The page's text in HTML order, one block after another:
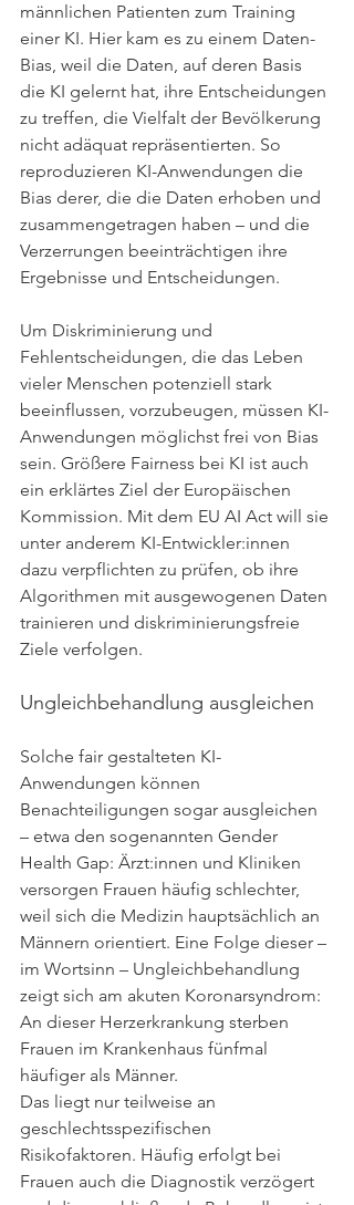
männlichen Patienten zum Training
einer KI. Hier kam es zu einem Daten-
Bias, weil die Daten, auf deren Basis
die KI gelernt hat, ihre Entscheidungen
zu treffen, die Vielfalt der Bevölkerung
nicht adäquat repräsentierten. So
reproduzieren KI-Anwendungen die
Bias derer, die die Daten erhoben und
zusammengetragen haben – und die
Verzerrungen beeinträchtigen ihre
Ergebnisse und Entscheidungen.
Um Diskriminierung und
Fehlentscheidungen, die das Leben
vieler Menschen potenziell stark
beeinflussen, vorzubeugen, müssen KI-
Anwendungen möglichst frei von Bias
sein. Größere Fairness bei KI ist auch
ein erklärtes Ziel der Europäischen
Kommission. Mit dem EU AI Act will sie
unter anderem KI-Entwickler:innen
dazu verpflichten zu prüfen, ob ihre
Algorithmen mit ausgewogenen Daten
trainieren und diskriminierungsfreie
Ziele verfolgen.
Ungleichbehandlung ausgleichen
Solche fair gestalteten KI-
Anwendungen können
Benachteiligungen sogar ausgleichen
– etwa den sogenannten Gender
Health Gap: Ärzt:innen und Kliniken
versorgen Frauen häufig schlechter,
weil sich die Medizin hauptsächlich an
Männern orientiert. Eine Folge dieser –
im Wortsinn – Ungleichbehandlung
zeigt sich am akuten Koronarsyndrom:
An dieser Herzerkrankung sterben
Frauen im Krankenhaus fünfmal
häufiger als Männer.
Das liegt nur teilweise an
geschlechtsspezifischen
Risikofaktoren. Häufig erfolgt bei
Frauen auch die Diagnostik verzögert